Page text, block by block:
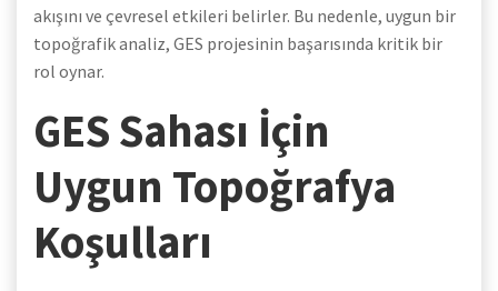
akışını ve çevresel etkileri belirler. Bu nedenle, uygun bir
topoğrafik analiz, GES projesinin başarısında kritik bir
rol oynar.
GES Sahası İçin
Uygun Topoğrafya
Koşulları